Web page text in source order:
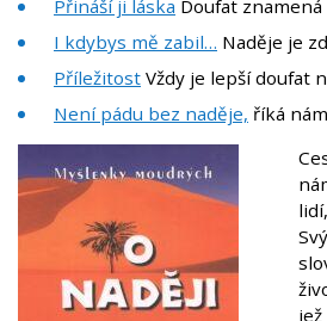
Přináší ji láska Doufat
I kdybys mě zabil… Naděje je
Příležitost Vždy je lepší doufat
Není pádu bez naděje, říká